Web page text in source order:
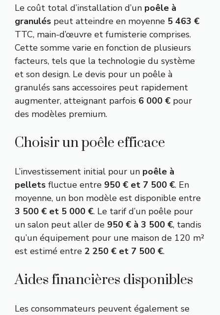
Le coût total d’installation d’un poêle à
granulés peut atteindre en moyenne 5 463 €
TTC, main-d’œuvre et fumisterie comprises.
Cette somme varie en fonction de plusieurs
facteurs, tels que la technologie du système
et son design. Le devis pour un poêle à
granulés sans accessoires peut rapidement
augmenter, atteignant parfois 6 000 € pour
des modèles premium.
Choisir un poêle efficace
L’investissement initial pour un poêle à
pellets fluctue entre 950 € et 7 500 €. En
moyenne, un bon modèle est disponible entre
3 500 € et 5 000 €. Le tarif d’un poêle pour
un salon peut aller de 950 € à 3 500 €, tandis
qu’un équipement pour une maison de 120 m²
est estimé entre 2 250 € et 7 500 €.
Aides financières disponibles
Les consommateurs peuvent également se